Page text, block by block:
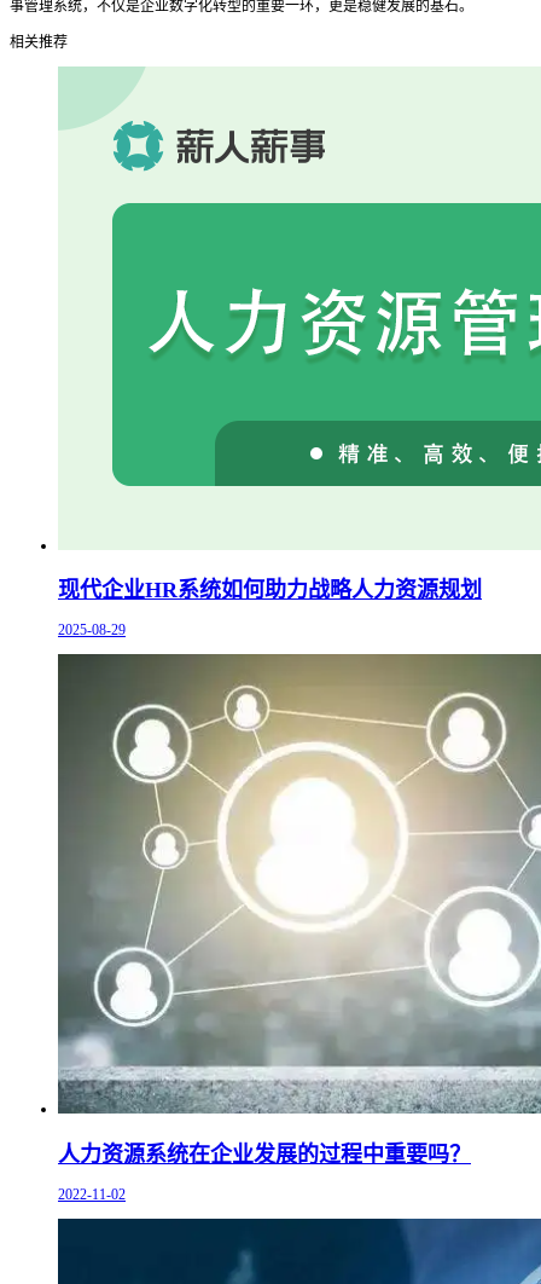
事管理系统，不仅是企业数字化转型的重要一环，更是稳健发展的基石。
相关推荐
现代企业HR系统如何助力战略人力资源规划
2025-08-29
人力资源系统在企业发展的过程中重要吗？
2022-11-02